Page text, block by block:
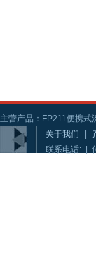
主营产品：FP211便携式
关于我们
联系电话: |